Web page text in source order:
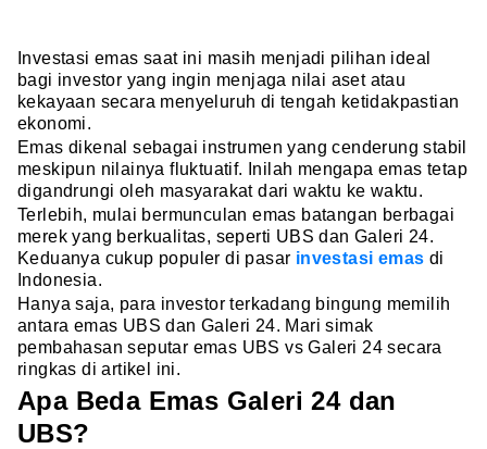
Investasi emas saat ini masih menjadi pilihan ideal
bagi investor yang ingin menjaga nilai aset atau
kekayaan secara menyeluruh di tengah ketidakpastian
ekonomi.
Emas dikenal sebagai instrumen yang cenderung stabil
meskipun nilainya fluktuatif. Inilah mengapa emas tetap
digandrungi oleh masyarakat dari waktu ke waktu.
Terlebih, mulai bermunculan emas batangan berbagai
merek yang berkualitas, seperti UBS dan Galeri 24.
Keduanya cukup populer di pasar investasi emas di
Indonesia.
Hanya saja, para investor terkadang bingung memilih
antara emas UBS dan Galeri 24. Mari simak
pembahasan seputar emas UBS vs Galeri 24 secara
ringkas di artikel ini.
Apa Beda Emas Galeri 24 dan
UBS?